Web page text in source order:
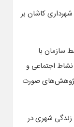
کاشان بر
سازمان با
اجتماعی و
پژوهش‌های صورت
زندگی شهری در